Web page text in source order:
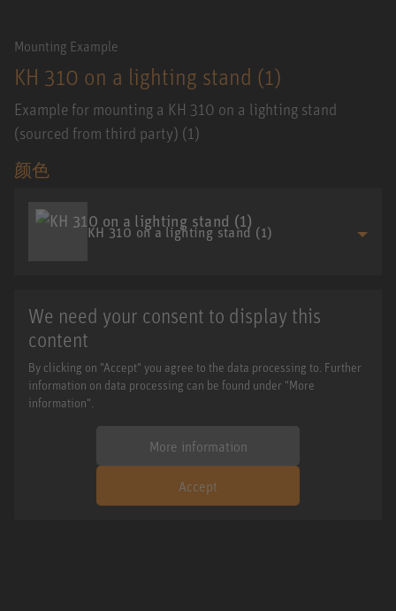
Mounting Example
KH 310 on a lighting stand (1)
Example for mounting a KH 310 on a lighting stand
(sourced from third party) (1)
颜色
KH 310 on a lighting stand (1)
We need your consent to display this
content
By clicking on "Accept" you agree to the data processing to. Further
information on data processing can be found under "More
information".
More information
Accept